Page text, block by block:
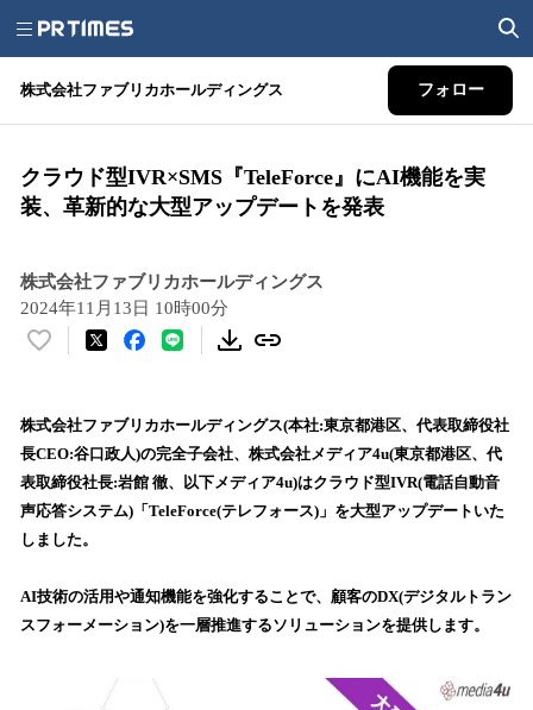
株式会社ファブリカホールディングス フォロー
クラウド型IVR×SMS『TeleForce』にAI機能を実
装、革新的な大型アップデートを発表
株式会社ファブリカホールディングス
2024年11月13日 10時00分
い
！
数
を
読
込
中
で
株式会社ファブリカホールディングス(本社:東京都港区、代表取締役社
長CEO:谷口政人)の完全子会社、株式会社メディア4u(東京都港区、代
表取締役社長:岩館 徹、以下メディア4u)はクラウド型IVR(電話自動音
声応答システム)「TeleForce(テレフォース)」を大型アップデートいた
しました。
AI技術の活用や通知機能を強化することで、顧客のDX(デジタルトラン
スフォーメーション)を一層推進するソリューションを提供します。